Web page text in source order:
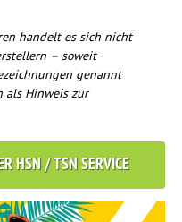
handelt es sich nicht
– soweit
genannt
als Hinweis zur
HSN / TSN SERVICE